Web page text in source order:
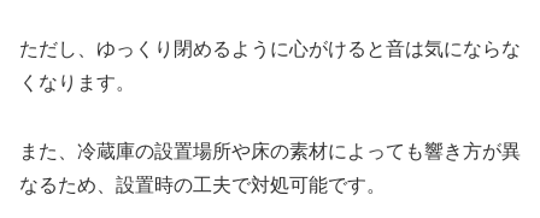
ただし、ゆっくり閉めるように心がけると音は気にならな
くなります。
また、冷蔵庫の設置場所や床の素材によっても響き方が異
なるため、設置時の工夫で対処可能です。